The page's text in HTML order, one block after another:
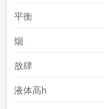
平衡
烟
放肆
液体高h